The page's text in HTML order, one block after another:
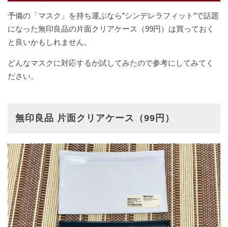
予備の「マスク」を持ち運ぶなら”シンデレラフィット”で話題
になった無印良品の片面クリアケース（99円）は買っておく
と良いかもしれません。
どんなマスクに対応するか試してみたので参考にしてみてく
ださい。
無印良品 片面クリアケース（99円）